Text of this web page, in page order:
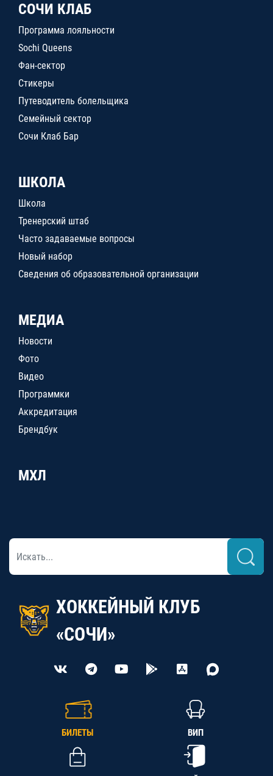
СОЧИ КЛАБ
Программа лояльности
Sochi Queens
Фан-сектор
Стикеры
Путеводитель болельщика
Семейный сектор
Сочи Клаб Бар
ШКОЛА
Школа
Тренерский штаб
Часто задаваемые вопросы
Новый набор
Сведения об образовательной организации
МЕДИА
Новости
Фото
Видео
Программки
Аккредитация
Брендбук
МХЛ
ХОККЕЙНЫЙ КЛУБ
«СОЧИ»
БИЛЕТЫ ВИП